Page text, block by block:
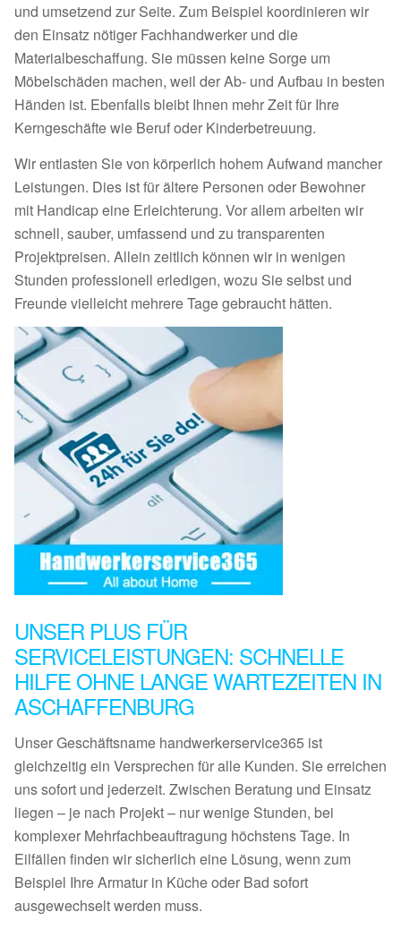
und umsetzend zur Seite. Zum Beispiel koordinieren wir
den Einsatz nötiger Fachhandwerker und die
Materialbeschaffung. Sie müssen keine Sorge um
Möbelschäden machen, weil der Ab- und Aufbau in besten
Händen ist. Ebenfalls bleibt Ihnen mehr Zeit für Ihre
Kerngeschäfte wie Beruf oder Kinderbetreuung.
Wir entlasten Sie von körperlich hohem Aufwand mancher
Leistungen. Dies ist für ältere Personen oder Bewohner
mit Handicap eine Erleichterung. Vor allem arbeiten wir
schnell, sauber, umfassend und zu transparenten
Projektpreisen. Allein zeitlich können wir in wenigen
Stunden professionell erledigen, wozu Sie selbst und
Freunde vielleicht mehrere Tage gebraucht hätten.
UNSER PLUS FÜR
SERVICELEISTUNGEN: SCHNELLE
HILFE OHNE LANGE WARTEZEITEN IN
ASCHAFFENBURG
Unser Geschäftsname handwerkerservice365 ist
gleichzeitig ein Versprechen für alle Kunden. Sie erreichen
uns sofort und jederzeit. Zwischen Beratung und Einsatz
liegen – je nach Projekt – nur wenige Stunden, bei
komplexer Mehrfachbeauftragung höchstens Tage. In
Eilfällen finden wir sicherlich eine Lösung, wenn zum
Beispiel Ihre Armatur in Küche oder Bad sofort
ausgewechselt werden muss.